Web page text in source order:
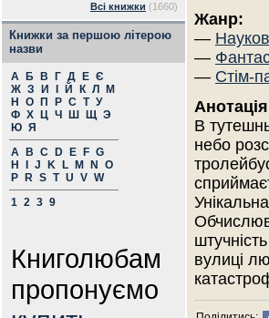
Всі книжки (1660)
Книжки за першою літерою
назви
А Б В Г Д Е Є
Ж З И Й К Л
М
Н
О П Р С Т У
Ф Х Ц Ч Ш Щ Э
Ю Я
A
B C D E F G
H
J K L M N
O
P
R S T U V W
1 2 3 9
Книголюбам
пропонуємо
Жанр:
—
—
— Стім-
В
небо
вулиці